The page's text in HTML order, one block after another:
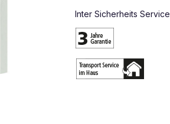
Inter Sicherheits Service